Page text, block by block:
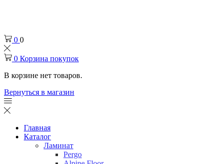
0 0
0 Корзина покупок
В корзине нет товаров.
Вернуться в магазин
Главная
Каталог
Ламинат
Pergo